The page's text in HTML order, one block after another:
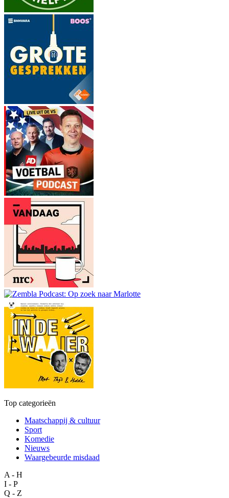
Top categorieën
Maatschappij & cultuur
Sport
Komedie
Nieuws
Waargebeurde misdaad
A - H
I - P
Q - Z